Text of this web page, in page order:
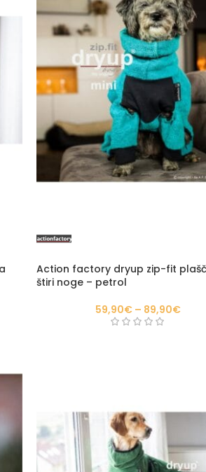
Action factory dryup zip-fit
štiri noge – petrol
59,90€ – 89,90€